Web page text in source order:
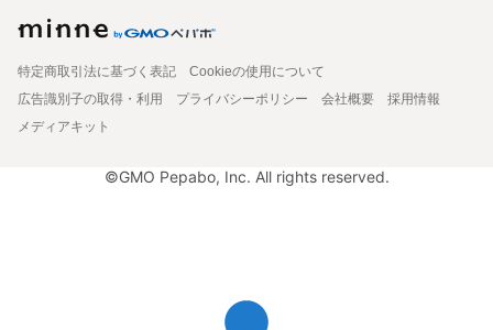
特定商取引法に基づく表記
Cookieの使用について
広告識別子の取得・利用
プライバシーポリシー 会社概要
採用情報
メディアキット
©GMO Pepabo, Inc. All rights reserved.